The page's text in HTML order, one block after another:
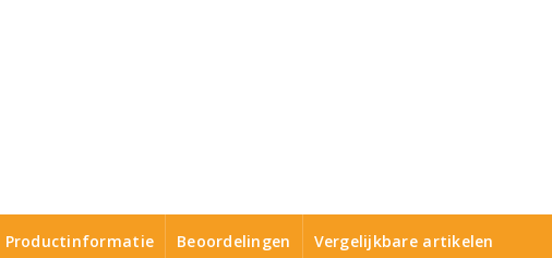
Productinformatie Beoordelingen Vergelijkbare artikelen